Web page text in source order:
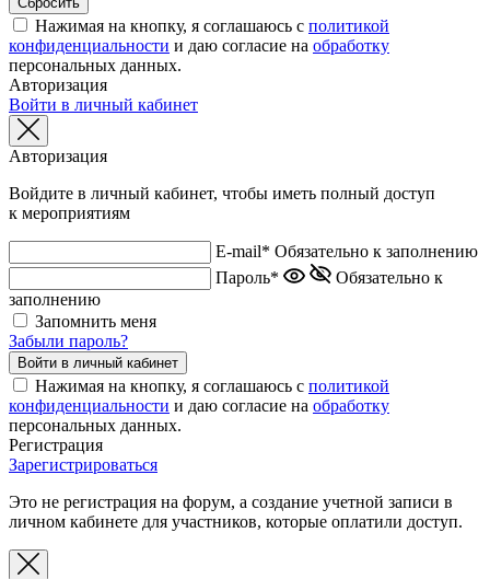
Нажимая на кнопку, я соглашаюсь с политикой
конфиденциальности и даю согласие на обработку
персональных данных.
Авторизация
Войти в личный кабинет
Авторизация
Войдите в личный кабинет, чтобы иметь полный доступ
к мероприятиям
E-mail* Обязательно к заполнению
Пароль*
Обязательно к
заполнению
Запомнить меня
Забыли пароль?
Нажимая на кнопку, я соглашаюсь с политикой
конфиденциальности и даю согласие на обработку
персональных данных.
Регистрация
Зарегистрироваться
Это не регистрация на форум, а создание учетной записи в
личном кабинете для участников, которые оплатили доступ.